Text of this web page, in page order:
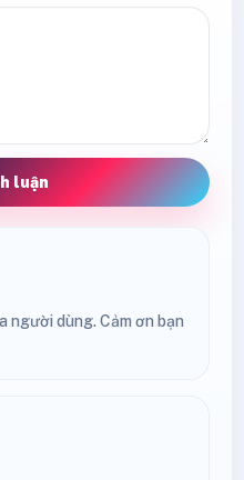
luận
người dùng. Cảm ơn bạn